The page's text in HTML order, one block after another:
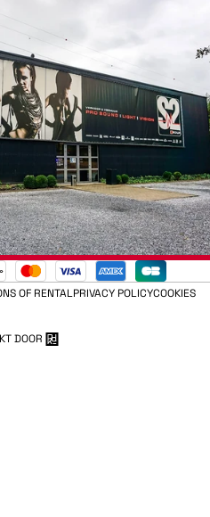
OF RENTALPRIVACY POLICYCOOKIES
DOOR